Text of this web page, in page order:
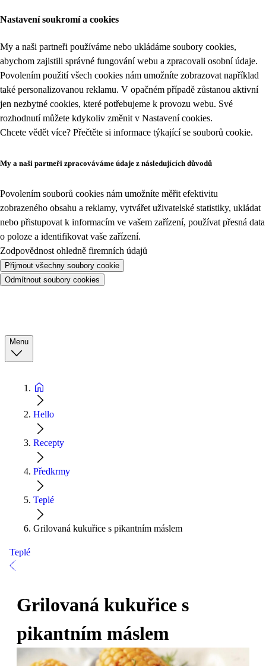
Nastavení soukromí a cookies
My a naši partneři používáme nebo ukládáme soubory cookies,
abychom zajistili správné fungování webu a zpracovali osobní údaje.
Povolením použití všech cookies nám umožníte zobrazovat například
také personalizovanou reklamu. V opačném případě zůstanou aktivní
jen nezbytné cookies, které potřebujeme k provozu webu. Své
rozhodnutí můžete kdykoliv změnit v Nastavení cookies.
Chcete vědět více? Přečtěte si informace týkající se souborů cookie.
My a naši partneři zpracováváme údaje z následujících důvodů
Povolením souborů cookies nám umožníte měřit efektivitu
zobrazeného obsahu a reklamy, vytvářet uživatelské statistiky, ukládat
nebo přistupovat k informacím ve vašem zařízení, používat přesná data
o poloze a identifikovat vaše zařízení.
Zodpovědnost ohledně firemních údajů
Přijmout všechny soubory cookie
Odmítnout soubory cookies
Menu
Hello
Recepty
Předkrmy
Teplé
Grilovaná kukuřice s pikantním máslem
Teplé
Grilovaná kukuřice s
pikantním máslem